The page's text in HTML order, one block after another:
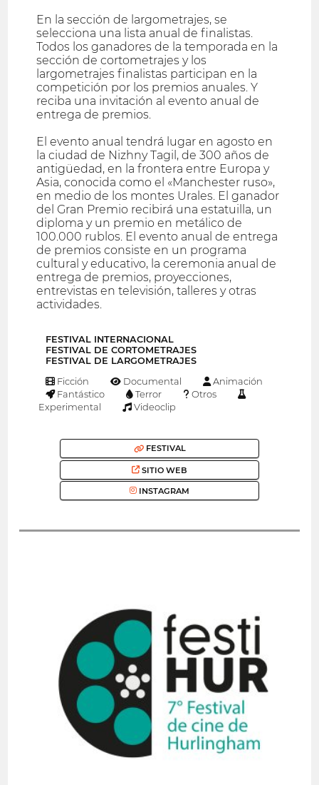
En la sección de largometrajes, se
selecciona una lista anual de finalistas.
Todos los ganadores de la temporada en la
sección de cortometrajes y los
largometrajes finalistas participan en la
competición por los premios anuales. Y
reciba una invitación al evento anual de
entrega de premios.
El evento anual tendrá lugar en agosto en
la ciudad de Nizhny Tagil, de 300 años de
antigüedad, en la frontera entre Europa y
Asia, conocida como el «Manchester ruso»,
en medio de los montes Urales. El ganador
del Gran Premio recibirá una estatuilla, un
diploma y un premio en metálico de
100.000 rublos. El evento anual de entrega
de premios consiste en un programa
cultural y educativo, la ceremonia anual de
entrega de premios, proyecciones,
entrevistas en televisión, talleres y otras
actividades.
FESTIVAL INTERNACIONAL
FESTIVAL DE CORTOMETRAJES
FESTIVAL DE LARGOMETRAJES
Ficción Documental
Animación
Fantástico
Terror
Otros
Experimental
Videoclip
FESTIVAL
SITIO WEB
INSTAGRAM